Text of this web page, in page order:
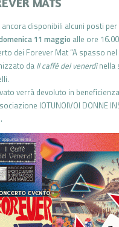
disponibili alcuni posti per
11 maggio alle ore
dei Forever Mat “A spasso
da Il caffè del venerdìnella
verrà devoluto in beneficienza
IOTUNOIVOI DONNE